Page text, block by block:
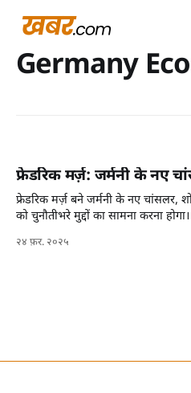
Germany
फ्रेडरिक मर्ज़: जर्मनी के नए
फ्रेडरिक मर्ज़ बने जर्मनी के नए चांसलर,
को चुनौतीभरे मुद्दों का सामना करना होगा।
२४ फ़र. २०२५